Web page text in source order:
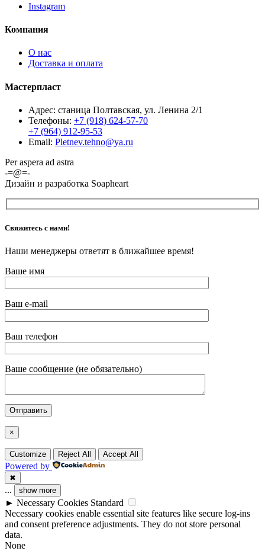
Instagram
Компания
О нас
Доставка и оплата
Мастерпласт
Адрес: станица Полтавская, ул. Ленина 2/1
Телефоны: +7 (918) 624-57-70
+7 (964) 912-95-53
Email: Pletnev.tehno@ya.ru
Per aspera ad astra
-=@=-
Дизайн и разработка Soapheart
Свяжитесь с нами!
Наши менеджеры ответят в ближайшее время!
Ваше имя
Ваш e-mail
Ваш телефон
Ваше сообщение (не обязательно)
×
Customize Reject All Accept All
Powered by
✖
... show more
► Necessary Cookies Standard
Necessary cookies enable essential site features like secure log-ins
and consent preference adjustments. They do not store personal
data.
None